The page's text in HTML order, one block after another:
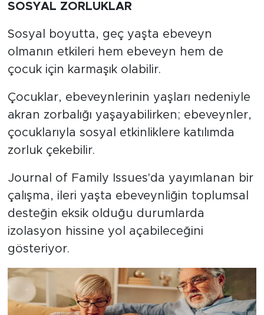
SOSYAL ZORLUKLAR
Sosyal boyutta, geç yaşta ebeveyn
olmanın etkileri hem ebeveyn hem de
çocuk için karmaşık olabilir.
Çocuklar, ebeveynlerinin yaşları nedeniyle
akran zorbalığı yaşayabilirken; ebeveynler,
çocuklarıyla sosyal etkinliklere katılımda
zorluk çekebilir.
Journal of Family Issues'da yayımlanan bir
çalışma, ileri yaşta ebeveynliğin toplumsal
desteğin eksik olduğu durumlarda
izolasyon hissine yol açabileceğini
gösteriyor.